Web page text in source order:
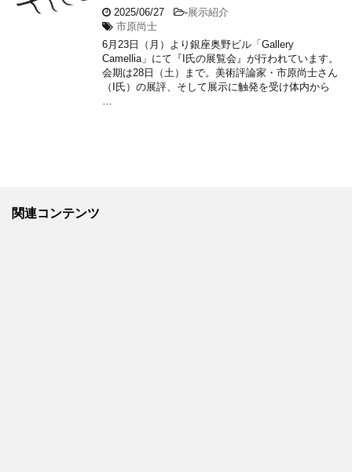
2025/06/27 -展示紹介
市原尚士
6月23日（月）より銀座奥野ビル「Gallery
Camellia」にて『I氏の展覧会』が行われています。
会期は28日（土）まで。美術評論家・市原尚士さん
（I氏）の展評、そして展示に触発を受け体内から
関連コンテンツ